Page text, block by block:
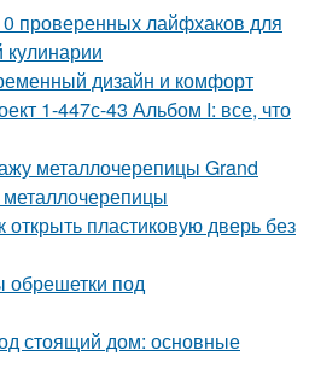
проверенных лайфхаков для
дизайн и комфорт
1-447с-43 Альбом I: все, что
металлочерепицы Grand
открыть пластиковую дверь без
под
стоящий дом: основные